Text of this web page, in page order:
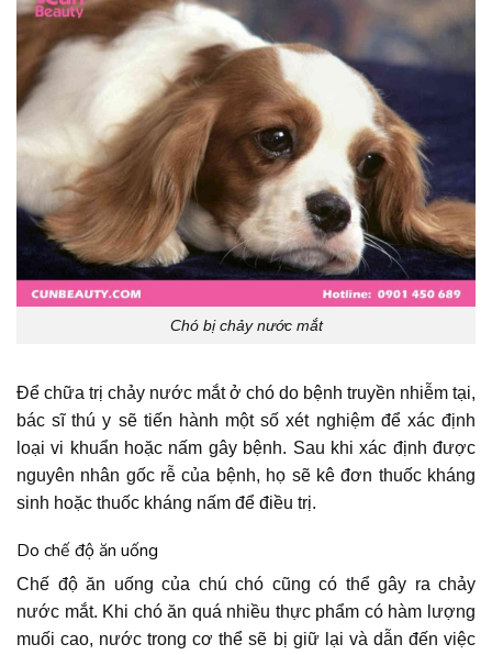
Chó bị chảy nước mắt
Để chữa trị chảy nước mắt ở chó do bệnh truyền nhiễm tại,
bác sĩ thú y sẽ tiến hành một số xét nghiệm để xác định
loại vi khuẩn hoặc nấm gây bệnh. Sau khi xác định được
nguyên nhân gốc rễ của bệnh, họ sẽ kê đơn thuốc kháng
sinh hoặc thuốc kháng nấm để điều trị.
Do chế độ ăn uống
Chế độ ăn uống của chú chó cũng có thể gây ra chảy
nước mắt. Khi chó ăn quá nhiều thực phẩm có hàm lượng
muối cao, nước trong cơ thể sẽ bị giữ lại và dẫn đến việc